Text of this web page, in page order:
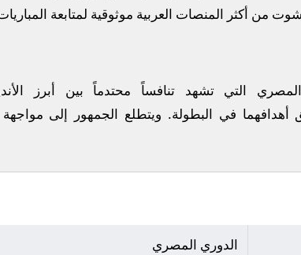
من أكثر المنصات العربية موثوقية لمتابعة
التي تشهد تنافساً محتدماً بين أبرز
أهدافهما في البطولة. ويتطلع الجمهور إلى
الدوري المصري